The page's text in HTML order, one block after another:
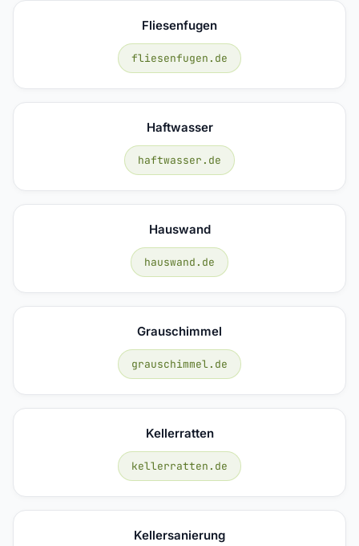
Fliesenfugen
fliesenfugen.de
Haftwasser
haftwasser.de
Hauswand
hauswand.de
Grauschimmel
grauschimmel.de
Kellerratten
kellerratten.de
Kellersanierung